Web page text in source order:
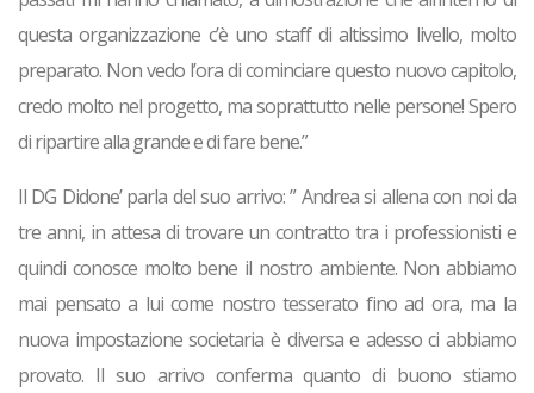
questa organizzazione c’è uno staff di altissimo livello, molto
preparato. Non vedo l’ora di cominciare questo nuovo capitolo,
credo molto nel progetto, ma soprattutto nelle persone! Spero
di ripartire alla grande e di fare bene.”
Il DG Didone’parla del suo arrivo: ” Andrea si allena con noi da
tre anni, in attesa di trovare un contratto tra i professionisti e
quindi conosce molto bene il nostro ambiente. Non abbiamo
mai pensato a lui come nostro tesserato fino ad ora, ma la
nuova impostazione societaria è diversa e adesso ci abbiamo
provato. Il suo arrivo conferma quanto di buono stiamo